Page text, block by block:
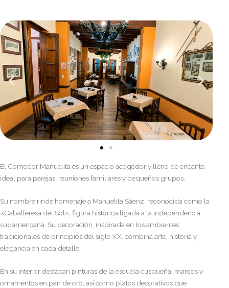
El Comedor Manuelita es un espacio acogedor y lleno de encanto,
ideal para parejas, reuniones familiares y pequeños grupos.
Su nombre rinde homenaje a Manuelita Sáenz, reconocida como la
«Caballeresa del Sol», figura histórica ligada a la independencia
sudamericana. Su decoración, inspirada en los ambientes
tradicionales de principios del siglo XX, combina arte, historia y
elegancia en cada detalle.
En su interior destacan pinturas de la escuela cusqueña, marcos y
ornamentos en pan de oro, así como platos decorativos que